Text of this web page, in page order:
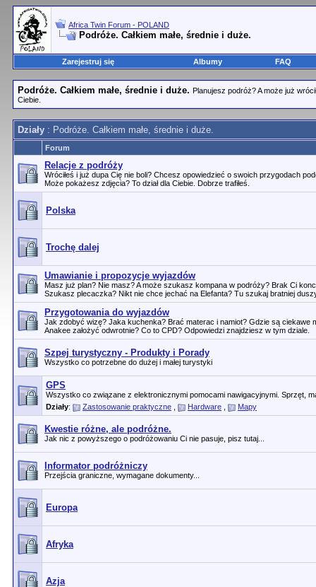
Africa Twin Forum - POLAND
Podróże. Całkiem małe, średnie i duże.
Zarejestruj się Albumy FAQ
Podróże. Całkiem małe, średnie i duże. Planujesz podróż? A może już
Ciebie.
Działy : Podróże. Całkiem małe, średnie i duże.
Forum
Relacje z podróży
Wróciłeś i już dupa Cię nie boli? Chcesz opowiedzieć o swoich przygodach
Może pokażesz zdjęcia? To dział dla Ciebie. Dobrze trafiłeś.
Polska
Trochę dalej
Umawianie i propozycje wyjazdów
Masz już plan? Nie masz? A może szukasz kompana w podróży? Brak Ci
Szukasz plecaczka? Nikt nie chce jechać na Elefanta? Tu szukaj bratniej
Przygotowania do wyjazdów
Jak zdobyć wizę? Jaka kuchenka? Brać materac i namiot? Gdzie są ciekawe
Anakee założyć odwrotnie? Co to CPD? Odpowiedzi znajdziesz w tym dziale.
Szpej turystyczny - Produkty i Porady
Wszystko co potrzebne do dużej i małej turystyki
GPS
Wszystko co związane z elektronicznymi pomocami nawigacyjnymi. Sprzęt,
Działy: Zastosowanie praktyczne Hardware Mapy
Kwestie różne, ale podróżne.
Jak nic z powyższego o podróżowaniu Ci nie pasuje, pisz tutaj...
Informator podróżniczy
Przejścia graniczne, wymagane dokumenty...
Europa
Afryka
Azja